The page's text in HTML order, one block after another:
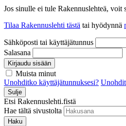
Jos sinulle ei tule Rakennuslehteä,
Tilaa Rakennuslehti tästä tai hyödynnä
Sähköposti tai käyttäjätunnus
Salasana
Kirjaudu sisään
Muista minut
Unohditko käyttäjätunnuksesi?
Sulje
Etsi Rakennuslehti.fistä
Hae tältä sivustolta
Haku